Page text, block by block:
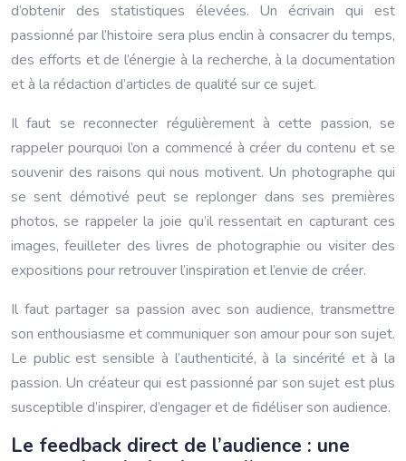
d’obtenir des statistiques élevées. Un écrivain qui est
passionné par l’histoire sera plus enclin à consacrer du temps,
des efforts et de l’énergie à la recherche, à la documentation
et à la rédaction d’articles de qualité sur ce sujet.
Il faut se reconnecter régulièrement à cette passion, se
rappeler pourquoi l’on a commencé à créer du contenu et se
souvenir des raisons qui nous motivent. Un photographe qui
se sent démotivé peut se replonger dans ses premières
photos, se rappeler la joie qu’il ressentait en capturant ces
images, feuilleter des livres de photographie ou visiter des
expositions pour retrouver l’inspiration et l’envie de créer.
Il faut partager sa passion avec son audience, transmettre
son enthousiasme et communiquer son amour pour son sujet.
Le public est sensible à l’authenticité, à la sincérité et à la
passion. Un créateur qui est passionné par son sujet est plus
susceptible d’inspirer, d’engager et de fidéliser son audience.
Le feedback direct de l’audience : une